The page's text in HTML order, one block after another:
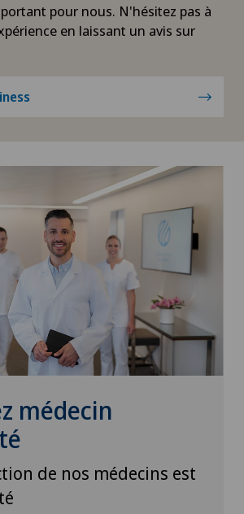
pour nous. N'hésitez pas à
en laissant un avis sur
médecin
de nos médecins est